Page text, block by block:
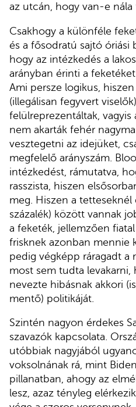
az utcán, hogy van-e nála
Csakhogy a különféle
és a fősodratú sajtó óriási
hogy az intézkedés a
arányban érinti a feketéket
Ami persze logikus,
(illegálisan fegyvert
felülreprezentáltak,
nem akarták fehér
vesztegetni az idejüket,
megfelelő arányszám.
intézkedést, rámutatva,
rasszista, hiszen
meg. Hiszen a tetteseknél
százalék) között vannak
a feketék, jellemzően
frisknek azonban mennie
pedig végképp ráragadt a
most sem tudta
nevezte hibásnak akkori
mentő) politikáját.
Szintén nagyon érdekes
szavazók kapcsolata.
utóbbiak nagyjából
voksolnának rá, mint
pillanatban, ahogy az
lesz, azaz tényleg